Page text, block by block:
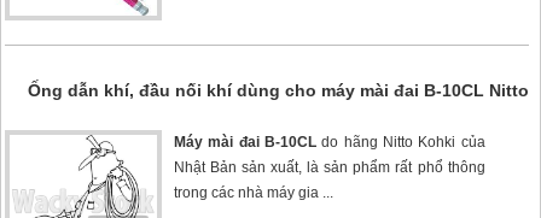
Ống dẫn khí, đầu nối khí dùng cho máy mài đai B-10CL Nitto
Máy mài đai B-10CLdo hãng Nitto Kohki của
Nhật Bản sản xuất, là sản phẩm rất phổ thông
trong các nhà máy gia ...